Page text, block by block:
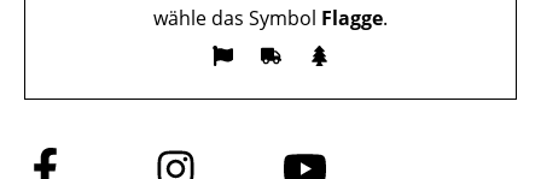
wähle das Symbol Flagge.
Folge
Folge
Folge